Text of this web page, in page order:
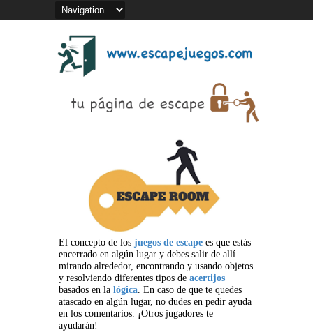
El concepto de los juegos de escape es que estás
encerrado en algún lugar y debes salir de allí
mirando alrededor, encontrando y usando objetos
y resolviendo diferentes tipos de acertijos
basados en la lógica. En caso de que te quedes
atascado en algún lugar, no dudes en pedir ayuda
en los comentarios. ¡Otros jugadores te
ayudarán!